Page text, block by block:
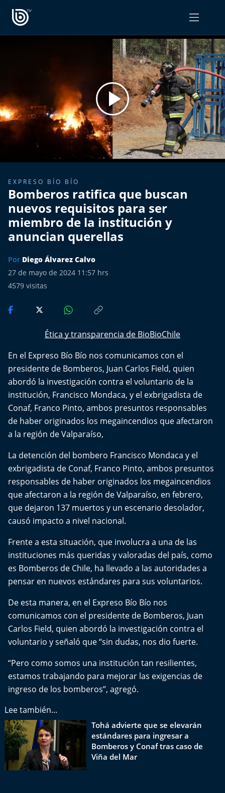
Expreso Bío Bío
Podría Ser Peor
La Entrevista de Tomás Mosciatti
Entrevistas BioBioTV
Comentarios de Tomás Mosciatti
Más de Ti Podcast
Realizadores
Retropop
De Plato en Plato
Los Inestables
Más de 100 Días
Tu Mereces Ser Feliz
Efemérides
Cultura y Espectáculos
Del Fin del Mundo
Deportes
Conexión Digital
Psicología Abierta
Impacto Tecnológico
Sesiones Dieciocheras
Expreso PM
El Mejor País de Chile
Te invito a tomar once
Bío Bío en Ruta
Especiales
PODCAST RADIOGRAMA
EXPRESO BÍO BÍO
Bomberos ratifica que buscan
nuevos requisitos para ser
miembro de la institución y
anuncian querellas
Por Diego Álvarez Calvo
27 de mayo de 2024 11:57 hrs
4579 visitas
Ética y transparencia de BioBioChile
En el Expreso Bío Bío nos comunicamos con el
presidente de Bomberos, Juan Carlos Field, quien
abordó la investigación contra el voluntario de la
institución, Francisco Mondaca, y el exbrigadista de
Conaf, Franco Pinto, ambos presuntos responsables
de haber originados los megaincendios que afectaron
a la región de Valparaíso,
La detención del bombero Francisco Mondaca y el
exbrigadista de Conaf, Franco Pinto, ambos presuntos
responsables de haber originados los megaincendios
que afectaron a la región de Valparaíso, en febrero,
que dejaron 137 muertos y un escenario desolador,
causó impacto a nivel nacional.
Frente a esta situación, que involucra a una de las
instituciones más queridas y valoradas del país, como
es Bomberos de Chile, ha llevado a las autoridades a
pensar en nuevos estándares para sus voluntarios.
De esta manera, en el Expreso Bío Bío nos
comunicamos con el presidente de Bomberos, Juan
Carlos Field, quien abordó la investigación contra el
voluntario y señaló que “sin dudas, nos dio fuerte.
“Pero como somos una institución tan resilientes,
estamos trabajando para mejorar las exigencias de
ingreso de los bomberos”, agregó.
Lee también...
Tohá advierte que se elevarán
estándares para ingresar a
Bomberos y Conaf tras caso de
Viña del Mar